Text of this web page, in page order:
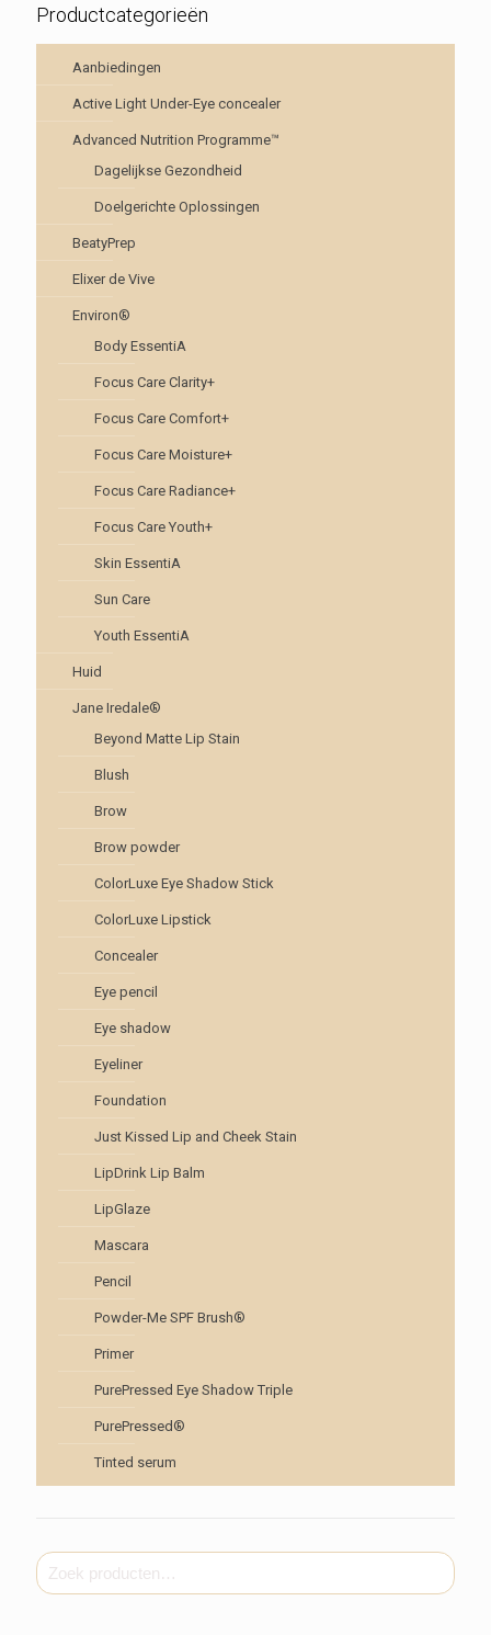
Productcategorieën
Aanbiedingen
Active Light Under-Eye concealer
Advanced Nutrition Programme™
Dagelijkse Gezondheid
Doelgerichte Oplossingen
BeatyPrep
Elixer de Vive
Environ®
Body EssentiA
Focus Care Clarity+
Focus Care Comfort+
Focus Care Moisture+
Focus Care Radiance+
Focus Care Youth+
Skin EssentiA
Sun Care
Youth EssentiA
Huid
Jane Iredale®
Beyond Matte Lip Stain
Blush
Brow
Brow powder
ColorLuxe Eye Shadow Stick
ColorLuxe Lipstick
Concealer
Eye pencil
Eye shadow
Eyeliner
Foundation
Just Kissed Lip and Cheek Stain
LipDrink Lip Balm
LipGlaze
Mascara
Pencil
Powder-Me SPF Brush®
Primer
PurePressed Eye Shadow Triple
PurePressed®
Tinted serum